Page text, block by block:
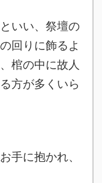
いい、祭壇の
回りに飾るよ
棺の中に故人
方が多くいら
手に抱かれ、